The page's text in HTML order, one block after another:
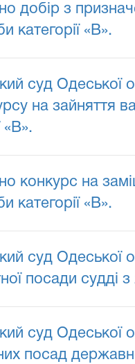
добір з
категорії «В».
суд
на зайняття
«В».
конкурс на
категорії «В».
суд
посади судді
суд
посад